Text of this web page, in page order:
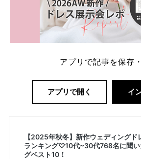
アプリで記事を保存
アプリで開く イ
【2025年秋冬】新作ウェディングド
ランキング♡10代~30代768名に聞い
グベスト10！